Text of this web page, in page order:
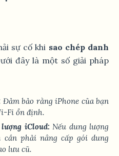
sự cố khi sao chép danh
đây là một số giải pháp
Đảm bảo rằng iPhone của bạn
Fi ổn định.
iCloud: Nếu dung lượng
cần phải nâng cấp gói dung
lưu cũ.